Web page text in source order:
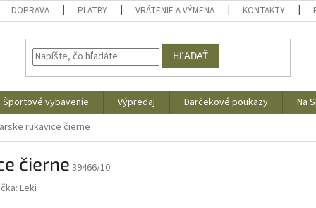
DOPRAVA PLATBY VRÁTENIE A VÝMENA KONTAKTY
HĽADAŤ
Športové vybavenie Výpredaj Darčekové poukazy Na
rukavice čierne
čierne 39466/10
Leki